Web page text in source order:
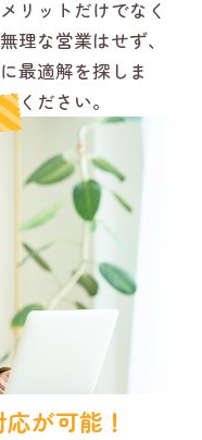
リットだけでなく
理な営業はせず、
最適解を探しま
ください。
が可能！